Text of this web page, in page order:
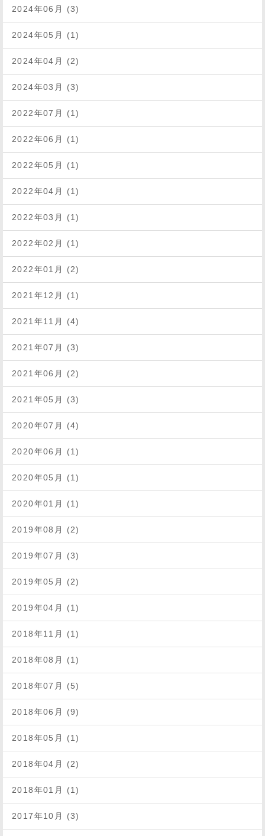
2024年06月 (3)
2024年05月 (1)
2024年04月 (2)
2024年03月 (3)
2022年07月 (1)
2022年06月 (1)
2022年05月 (1)
2022年04月 (1)
2022年03月 (1)
2022年02月 (1)
2022年01月 (2)
2021年12月 (1)
2021年11月 (4)
2021年07月 (3)
2021年06月 (2)
2021年05月 (3)
2020年07月 (4)
2020年06月 (1)
2020年05月 (1)
2020年01月 (1)
2019年08月 (2)
2019年07月 (3)
2019年05月 (2)
2019年04月 (1)
2018年11月 (1)
2018年08月 (1)
2018年07月 (5)
2018年06月 (9)
2018年05月 (1)
2018年04月 (2)
2018年01月 (1)
2017年10月 (3)